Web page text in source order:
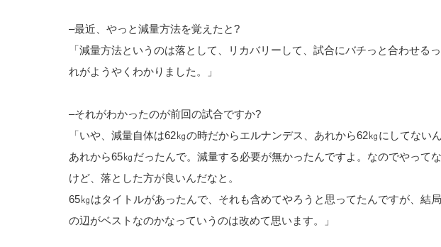
–最近、やっと減量方法を覚えたと?
「減量方法というのは落として、リカバリーして、試合にバチっと合わせる
れがようやくわかりました。」
–それがわかったのが前回の試合ですか?
「いや、減量自体は62㎏の時だからエルナンデス、あれから62㎏にしてないん
あれから65㎏だったんで。減量する必要が無かったんですよ。なのでやって
けど、落とした方が良いんだなと。
65㎏はタイトルがあったんで、それも含めてやろうと思ってたんですが、結
の辺がベストなのかなっていうのは改めて思います。」